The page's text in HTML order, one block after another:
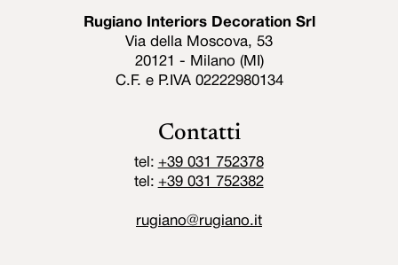
Rugiano Interiors Decoration Srl
Via della Moscova, 53
20121 - Milano (MI)
C.F. e P.IVA 02222980134
Contatti
tel: +39 031 752378
tel: +39 031 752382
rugiano@rugiano.it